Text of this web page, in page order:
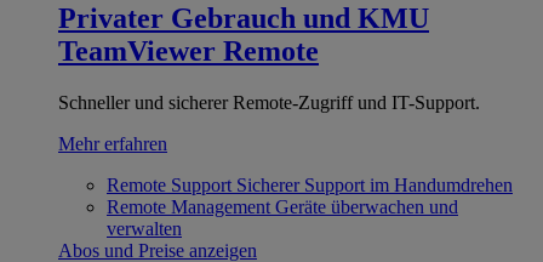
Privater Gebrauch und KMU
TeamViewer Remote
Schneller und sicherer Remote-Zugriff und IT-Support.
Mehr erfahren
Remote Support Sicherer Support im Handumdrehen
Remote Management Geräte überwachen und
verwalten
Abos und Preise anzeigen